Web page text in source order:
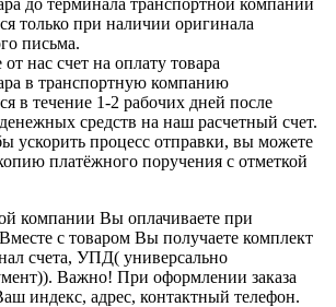
только при наличии оригинала
письма.
нас счет на оплату товара
в транспортную компанию
в течение 1-2 рабочих дней после
средств на наш расчетный счет.
ускорить процесс отправки, вы можете
платёжного поручения с отметкой
компании Вы оплачиваете при
с товаром Вы получаете комплект
счета, УПД( универсально
Важно! При оформлении заказа
индекс, адрес, контактный телефон.